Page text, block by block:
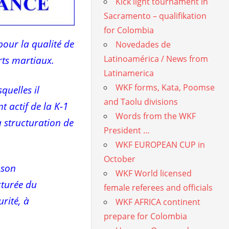
la qualité de
martiaux.
il
actif de la K-1
structuration de
du
à
Sacramento – qualifikation
for Colombia
Novedades de
Latinoamérica / News from
Latinamerica
WKF forms, Kata, Poomse
and Taolu divisions
Words from the WKF
President …
WKF EUROPEAN CUP in
October
WKF World licensed
female referees and officials
WKF AFRICA continent
prepare for Colombia